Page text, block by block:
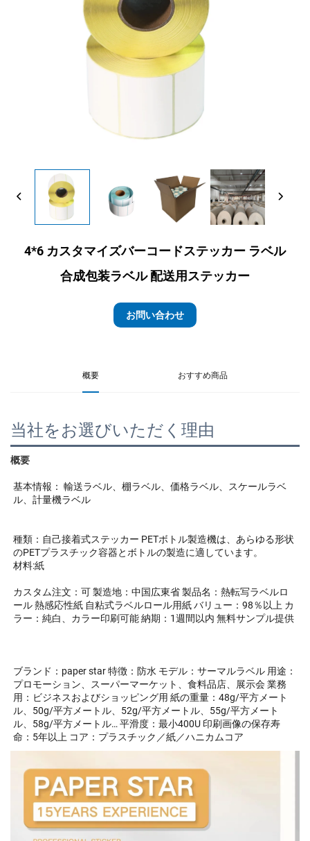
4*6 カスタマイズバーコードステッカー ラベル
合成包装ラベル 配送用ステッカー
お問い合わせ
概要 おすすめ商品
当社をお選びいただく理由
概要
基本情報： 輸送ラベル、棚ラベル、価格ラベル、スケールラベ
ル、計量機ラベル
種類：自己接着式ステッカー PETボトル製造機は、あらゆる形状
のPETプラスチック容器とボトルの製造に適しています。
材料:紙
カスタム注文：可 製造地：中国広東省 製品名：熱転写ラベルロ
ール 熱感応性紙 自粘式ラベルロール用紙 バリュー：98％以上 カ
ラー：純白、カラー印刷可能 納期：1週間以内 無料サンプル提供
ブランド：paper star 特徴：防水 モデル：サーマルラベル 用途：
プロモーション、スーパーマーケット、食料品店、展示会 業務
用：ビジネスおよびショッピング用 紙の重量：48g/平方メート
ル、50g/平方メートル、52g/平方メートル、55g/平方メート
ル、58g/平方メートル… 平滑度：最小400U 印刷画像の保存寿
命：5年以上 コア：プラスチック／紙／ハニカムコア